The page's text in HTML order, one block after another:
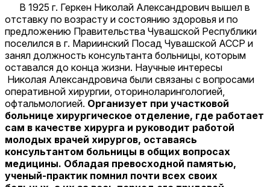
В 1925 г. Геркен Николай Александрович вышел в
отставку по возрасту и состоянию здоровья и по
предложению Правительства Чувашской Республики
поселился в г. Мариинский Посад Чувашской АССР и
занял должность консультанта больницы, которым
оставался до конца жизни. Научные интересы
Николая Александровича были связаны с вопросами
оперативной хирургии, оториноларингологией,
офтальмологией. Организует при участковой
больнице хирургическое отделение, где работает
сам в качестве хирурга и руководит работой
молодых врачей хирургов, оставаясь
консультантом больницы в общих вопросах
медицины. Обладая превосходной памятью,
ученый-практик помнил почти всех своих